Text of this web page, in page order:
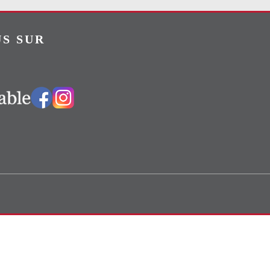
SUR
Vers notre groupe Facebook Vers notre page Instagram